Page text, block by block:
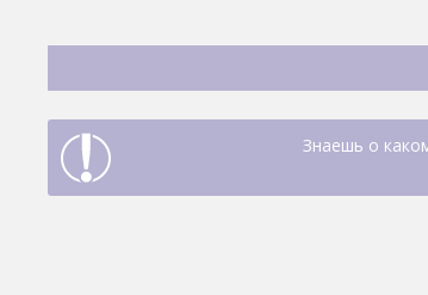
Знаешь о